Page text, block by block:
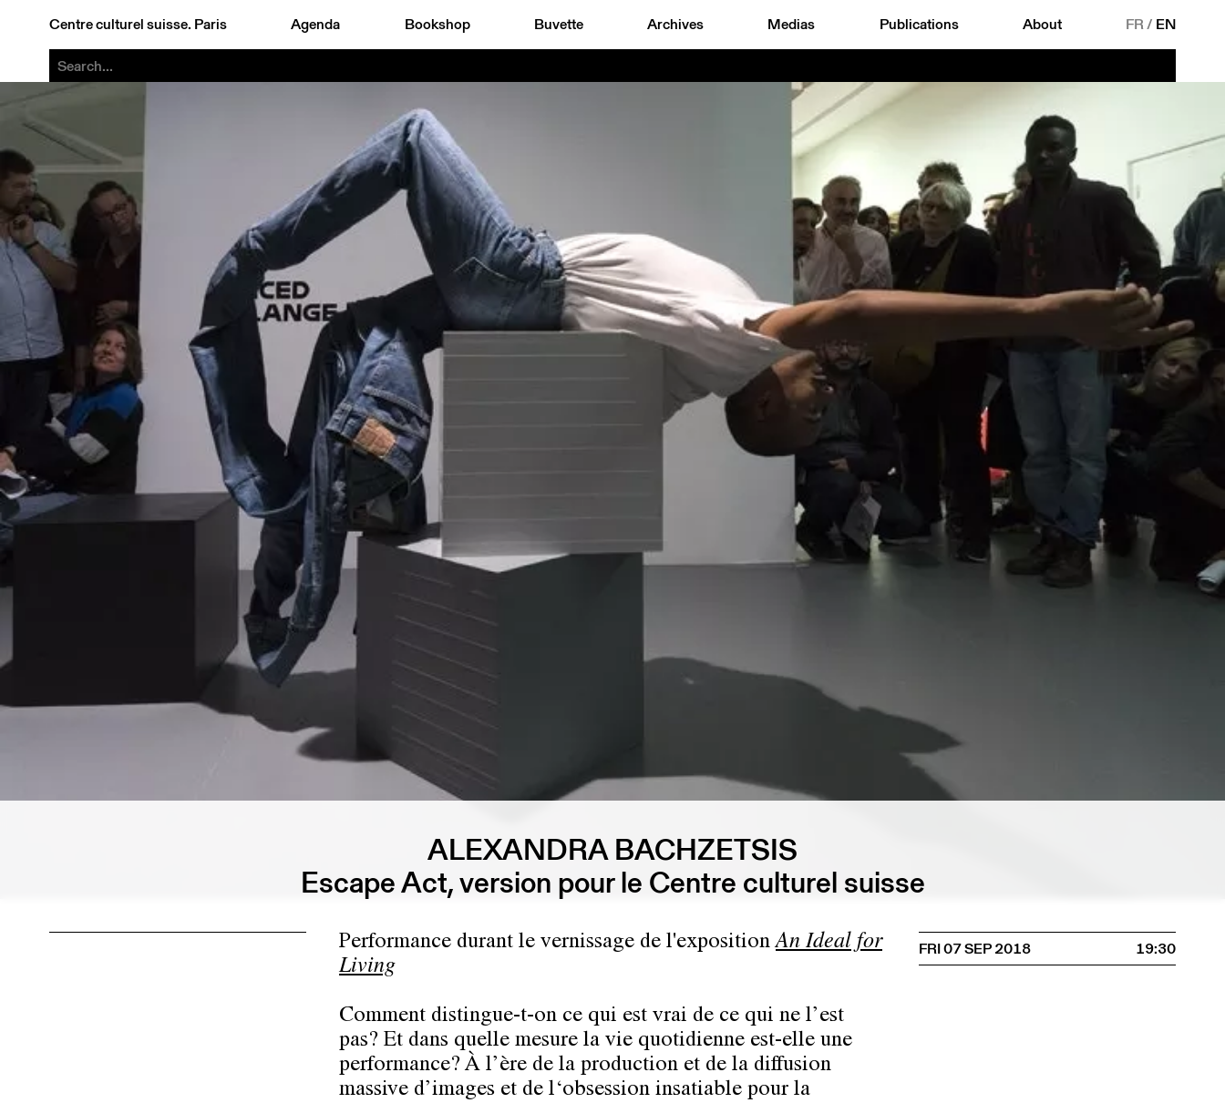
Centre culturel suisse. Paris Agenda Bookshop Buvette Archives Medias Publications About FR/ EN
ALEXANDRA BACHZETSIS
Escape Act, version pour le Centre culturel suisse
Performance durant le vernissage de l'expositionAn Ideal for
Living
Comment distingue-t-on ce qui est vrai de ce qui ne l’est
pas? Et dans quelle mesure la vie quotidienne est-elle une
performance? À l’ère de la production et de la diffusion
massive d’images et de l‘obsession insatiable pour la
FRI 07 SEP 2018 19:30